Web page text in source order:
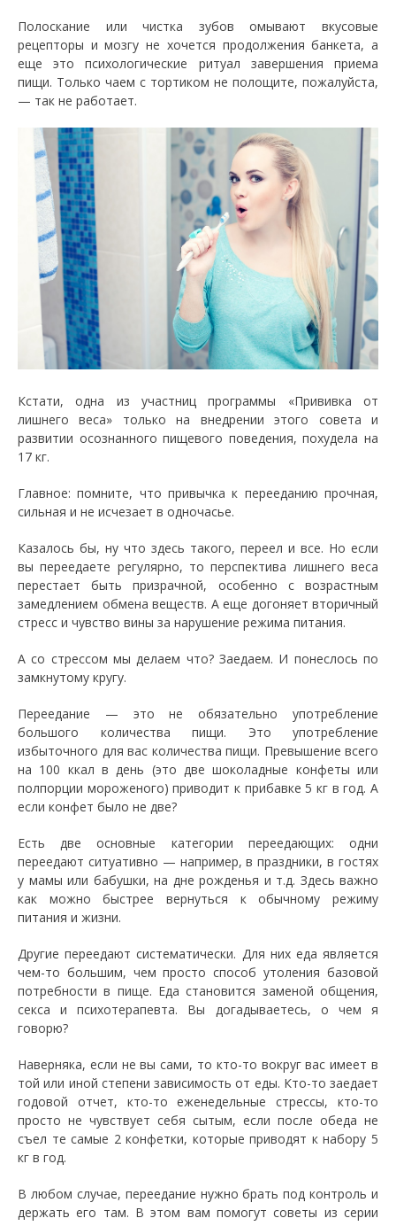
Полоскание или чистка зубов омывают вкусовые
рецепторы и мозгу не хочется продолжения банкета, а
еще это психологические ритуал завершения приема
пищи. Только чаем с тортиком не полощите, пожалуйста,
— так не работает.
Кстати, одна из участниц программы «Прививка от
лишнего веса» только на внедрении этого совета и
развитии осознанного пищевого поведения, похудела на
17 кг.
Главное: помните, что привычка к перееданию прочная,
сильная и не исчезает в одночасье.
Казалось бы, ну что здесь такого, переел и все. Но если
вы переедаете регулярно, то перспектива лишнего веса
перестает быть призрачной, особенно с возрастным
замедлением обмена веществ. А еще догоняет вторичный
стресс и чувство вины за нарушение режима питания.
А со стрессом мы делаем что? Заедаем. И понеслось по
замкнутому кругу.
Переедание — это не обязательно употребление
большого количества пищи. Это употребление
избыточного для вас количества пищи. Превышение всего
на 100 ккал в день (это две шоколадные конфеты или
полпорции мороженого) приводит к прибавке 5 кг в год. А
если конфет было не две?
Есть две основные категории переедающих: одни
переедают ситуативно — например, в праздники, в гостях
у мамы или бабушки, на дне рожденья и т.д. Здесь важно
как можно быстрее вернуться к обычному режиму
питания и жизни.
Другие переедают систематически. Для них еда является
чем-то большим, чем просто способ утоления базовой
потребности в пище. Еда становится заменой общения,
секса и психотерапевта. Вы догадываетесь, о чем я
говорю?
Наверняка, если не вы сами, то кто-то вокруг вас имеет в
той или иной степени зависимость от еды. Кто-то заедает
годовой отчет, кто-то еженедельные стрессы, кто-то
просто не чувствует себя сытым, если после обеда не
съел те самые 2 конфетки, которые приводят к набору 5
кг в год.
В любом случае, переедание нужно брать под контроль и
держать его там. В этом вам помогут советы из серии